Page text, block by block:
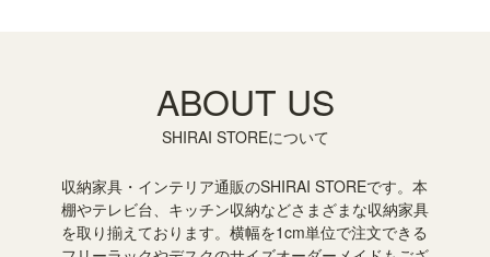
ABOUT US
SHIRAI STOREについて
収納家具・インテリア通販のSHIRAI STOREです。本
棚やテレビ台、キッチン収納などさまざまな収納家具
を取り揃えております。横幅を1cm単位で注文できる